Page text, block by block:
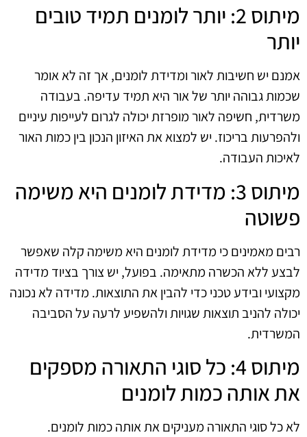
מיתוס 2: יותר לומנים תמיד טובים
יותר
אמנם יש חשיבות לאור ומדידת לומנים, אך זה לא אומר
שכמות גבוהה יותר של אור היא תמיד עדיפה. בעבודה
משרדית, חשיפה לאור מופרזת יכולה לגרום לעייפות עיניים
ולהפרעות בריכוז. יש למצוא את האיזון הנכון בין כמות האור
לאיכות העבודה.
מיתוס 3: מדידת לומנים היא משימה
פשוטה
רבים מאמינים כי מדידת לומנים היא משימה קלה שאפשר
לבצע ללא הכשרה מתאימה. בפועל, יש צורך בציוד מדידה
מקצועי ובידע טכני כדי להבין את התוצאות. מדידה לא נכונה
יכולה להניב תוצאות שגויות ולהשפיע לרעה על הסביבה
המשרדית.
מיתוס 4: כל סוגי התאורה מספקים
את אותה כמות לומנים
לא כל סוגי התאורה מעניקים את אותה כמות לומנים.